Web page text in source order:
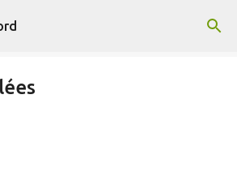
au contenu principal